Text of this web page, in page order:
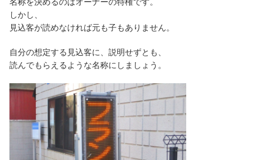
しかし、
見込客が読めなければ元も子もありません。
自分の想定する見込客に、説明せずとも、
読んでもらえるような名称にしましょう。